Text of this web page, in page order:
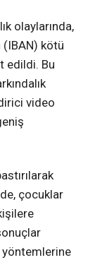
olaylarında,
(IBAN) kötü
edildi. Bu
video
çocuklar
yöntemlerine